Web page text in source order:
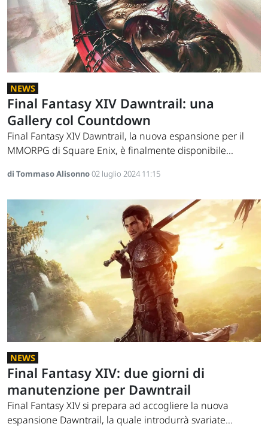
NEWS
Final Fantasy XIV Dawntrail: una
Gallery col Countdown
Final Fantasy XIV Dawntrail, la nuova espansione per il
MMORPG di Square Enix, è finalmente disponibile...
di Tommaso Alisonno02 luglio 2024 11:15
NEWS
Final Fantasy XIV: due giorni di
manutenzione per Dawntrail
Final Fantasy XIV si prepara ad accogliere la nuova
espansione Dawntrail, la quale introdurrà svariate...